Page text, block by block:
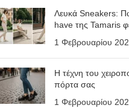
Λευκά Sneakers:
have της Tamaris
1 Φεβρουαρίου
Η τέχνη του
πόρτα σας
1 Φεβρουαρίου